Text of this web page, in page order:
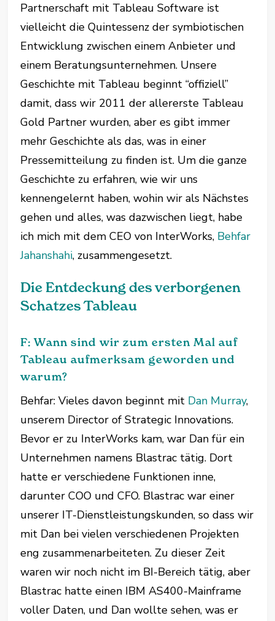
Partnerschaft mit Tableau Software ist
vielleicht die Quintessenz der symbiotischen
Entwicklung zwischen einem Anbieter und
einem Beratungsunternehmen. Unsere
Geschichte mit Tableau beginnt “offiziell”
damit, dass wir 2011 der allererste Tableau
Gold Partner wurden, aber es gibt immer
mehr Geschichte als das, was in einer
Pressemitteilung zu finden ist. Um die ganze
Geschichte zu erfahren, wie wir uns
kennengelernt haben, wohin wir als Nächstes
gehen und alles, was dazwischen liegt, habe
ich mich mit dem CEO von InterWorks, Behfar
Jahanshahi, zusammengesetzt.
Die Entdeckung des verborgenen
Schatzes Tableau
F: Wann sind wir zum ersten Mal auf
Tableau aufmerksam geworden und
warum?
Behfar: Vieles davon beginnt mit Dan Murray,
unserem Director of Strategic Innovations.
Bevor er zu InterWorks kam, war Dan für ein
Unternehmen namens Blastrac tätig. Dort
hatte er verschiedene Funktionen inne,
darunter COO und CFO. Blastrac war einer
unserer IT-Dienstleistungskunden, so dass wir
mit Dan bei vielen verschiedenen Projekten
eng zusammenarbeiteten. Zu dieser Zeit
waren wir noch nicht im BI-Bereich tätig, aber
Blastrac hatte einen IBM AS400-Mainframe
voller Daten, und Dan wollte sehen, was er